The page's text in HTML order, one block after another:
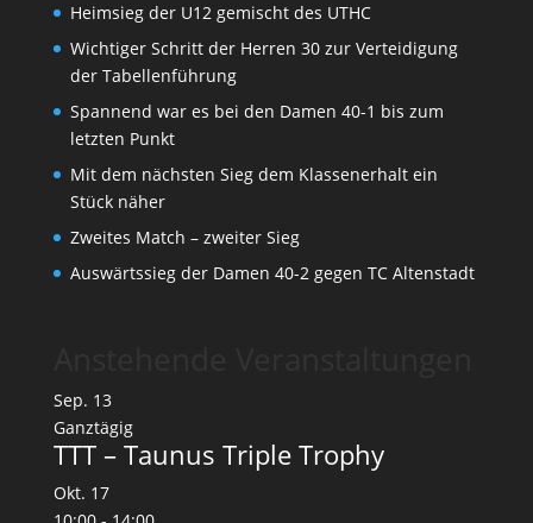
Heimsieg der U12 gemischt des UTHC
Wichtiger Schritt der Herren 30 zur Verteidigung
der Tabellenführung
Spannend war es bei den Damen 40-1 bis zum
letzten Punkt
Mit dem nächsten Sieg dem Klassenerhalt ein
Stück näher
Zweites Match – zweiter Sieg
Auswärtssieg der Damen 40-2 gegen TC Altenstadt
Sep. 13
Ganztägig
TTT – Taunus Triple Trophy
Okt. 17